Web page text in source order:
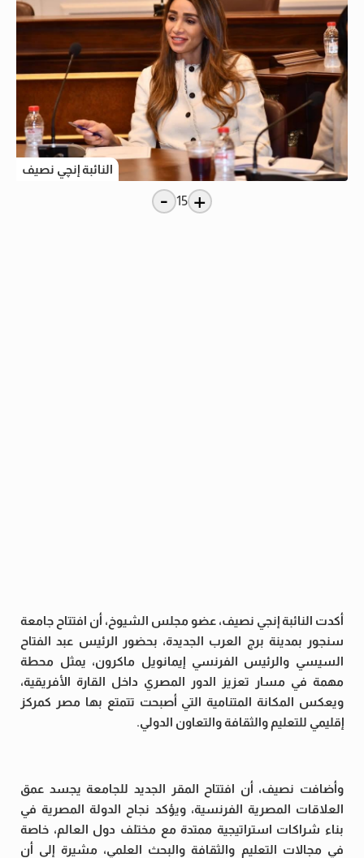
النائبة إنچي نصيف
+
15
-
أكدت النائبة إنجي نصيف، عضو مجلس الشيوخ، أن افتتاح جامعة
سنجور بمدينة برج العرب الجديدة، بحضور الرئيس عبد الفتاح
السيسي والرئيس الفرنسي إيمانويل ماكرون، يمثل محطة
مهمة في مسار تعزيز الدور المصري داخل القارة الأفريقية،
ويعكس المكانة المتنامية التي أصبحت تتمتع بها مصر كمركز
إقليمي للتعليم والثقافة والتعاون الدولي.
وأضافت نصيف، أن افتتاح المقر الجديد للجامعة يجسد عمق
العلاقات المصرية الفرنسية، ويؤكد نجاح الدولة المصرية في
بناء شراكات استراتيجية ممتدة مع مختلف دول العالم، خاصة
في مجالات التعليم والثقافة والبحث العلمي، مشيرة إلى أن